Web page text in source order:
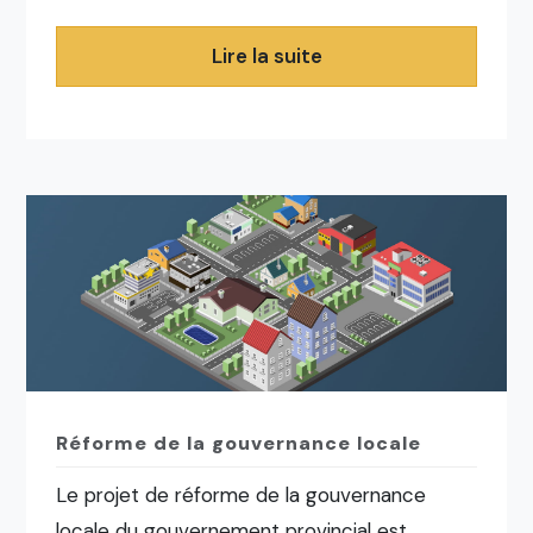
Lire la suite
Réforme de la gouvernance locale
Le projet de réforme de la gouvernance